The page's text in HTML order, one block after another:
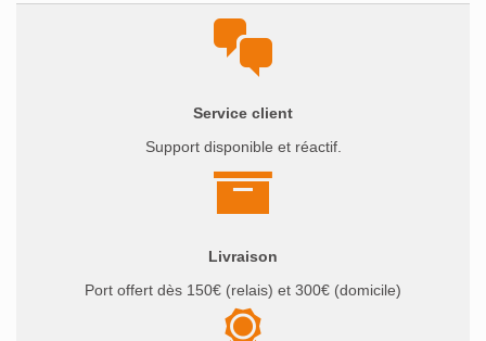
Service client
Support disponible et réactif.
Livraison
Port offert dès 150€ (relais) et 300€ (domicile)